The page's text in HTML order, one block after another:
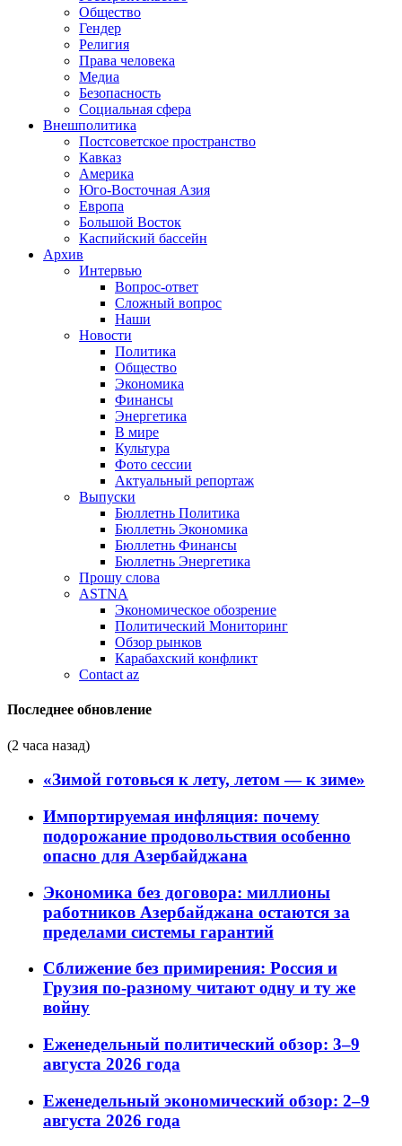
Общество
Гендер
Религия
Права человека
Медиа
Безопасность
Социальная сфера
Внешполитика
Постсоветское пространство
Кавказ
Америка
Юго-Восточная Азия
Европа
Большой Восток
Каспийский бассейн
Архив
Интервью
Вопрос-ответ
Сложный вопрос
Наши
Новости
Политика
Общество
Экономика
Финансы
Энергетика
В мире
Культура
Фото сессии
Актуальный репортаж
Выпуски
Бюллетнь Политика
Бюллетнь Экономика
Бюллетнь Финансы
Бюллетнь Энергетика
Прошу слова
ASTNA
Экономическое обозрение
Политический Мониторинг
Обзор рынков
Карабахский конфликт
Contact az
Последнее обновление
(2 часа назад)
«Зимой готовься к лету, летом — к зиме»
Импортируемая инфляция: почему
подорожание продовольствия особенно
опасно для Азербайджана
Экономика без договора: миллионы
работников Азербайджана остаются за
пределами системы гарантий
Сближение без примирения: Россия и
Грузия по-разному читают одну и ту же
войну
Еженедельный политический обзор: 3–9
августа 2026 года
Еженедельный экономический обзор: 2–9
августа 2026 года